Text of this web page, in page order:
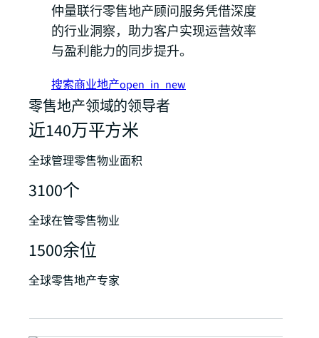
仲量联行零售地产顾问服务凭借深度
的行业洞察，助力客户实现运营效率
与盈利能力的同步提升。
搜索商业地产open_in_new
零售地产领域的领导者
近140万平方米
全球管理零售物业面积
3100个
全球在管零售物业
1500余位
全球零售地产专家